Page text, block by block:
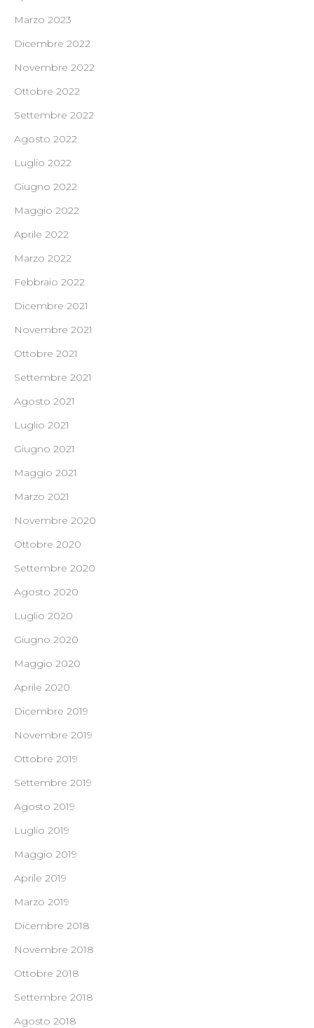
Marzo 2023
Dicembre 2022
Novembre 2022
Ottobre 2022
Settembre 2022
Agosto 2022
Luglio 2022
Giugno 2022
Maggio 2022
Aprile 2022
Marzo 2022
Febbraio 2022
Dicembre 2021
Novembre 2021
Ottobre 2021
Settembre 2021
Agosto 2021
Luglio 2021
Giugno 2021
Maggio 2021
Marzo 2021
Novembre 2020
Ottobre 2020
Settembre 2020
Agosto 2020
Luglio 2020
Giugno 2020
Maggio 2020
Aprile 2020
Dicembre 2019
Novembre 2019
Ottobre 2019
Settembre 2019
Agosto 2019
Luglio 2019
Maggio 2019
Aprile 2019
Marzo 2019
Dicembre 2018
Novembre 2018
Ottobre 2018
Settembre 2018
Agosto 2018